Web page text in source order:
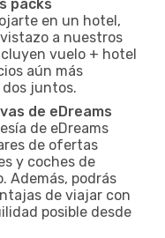
packs
en un hotel,
a nuestros
vuelo + hotel
aún más
dos juntos.
de eDreams
de eDreams
de ofertas
y coches de
Además, podrás
de viajar con
posible desde